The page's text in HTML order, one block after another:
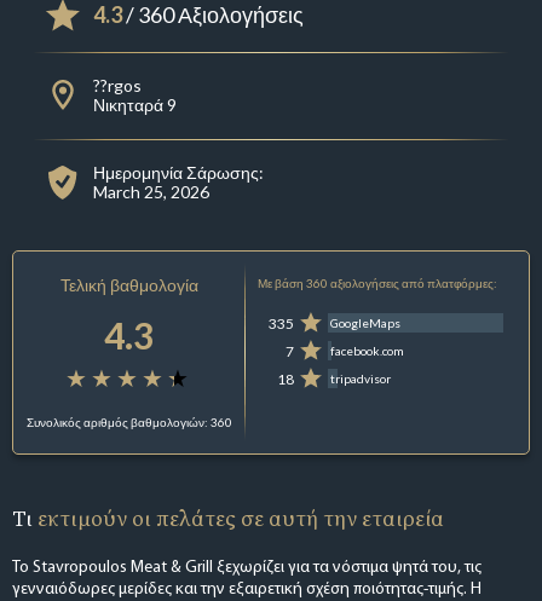
4.3/ 360 Αξιολογήσεις
??rgos
Νικηταρά 9
Ημερομηνία Σάρωσης:
March 25, 2026
Τελική βαθμολογία
4.3
Συνολικός αριθμός βαθμολογιών: 360
Με βάση 360 αξιολογήσεις από πλατφόρμες:
335 GoogleMaps
7 facebook.com
18 tripadvisor
Τι εκτιμούν οι πελάτες σε αυτή την εταιρεία
Το Stavropoulos Meat & Grill ξεχωρίζει για τα νόστιμα ψητά του, τις
γενναιόδωρες μερίδες και την εξαιρετική σχέση ποιότητας-τιμής. Η